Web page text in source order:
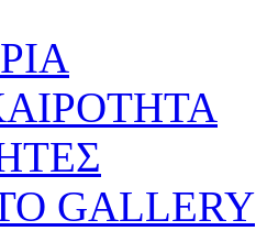
GALLERY